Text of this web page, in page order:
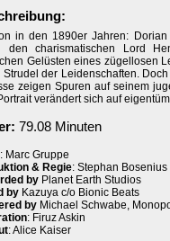
in den 1890er Jahren:
den charismatischen Lord
Gelüsten eines zügellosen
Strudel der Leidenschaften.
zeigen Spuren auf seinem
verändert sich auf
79.08 Minuten
: Marc Gruppe
& Regie: Stephan
by Planet Earth Studios
by Kazuya c/o Bionic Beats
by Michael Schwabe,
: Firuz Askin
: Alice Kaiser